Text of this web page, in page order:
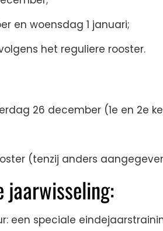
en woensdag 1 januari;
het reguliere rooster.
26 december (1e en 2e
(tenzij anders
jaarwisseling:
een speciale